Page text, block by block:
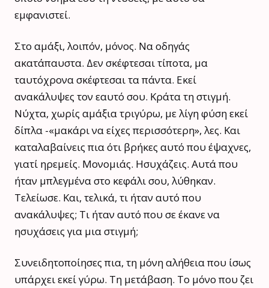
εμφανιστεί.
Στο αμάξι, λοιπόν, μόνος. Να οδηγάς
ακατάπαυστα. Δεν σκέφτεσαι τίποτα, μα
ταυτόχρονα σκέφτεσαι τα πάντα. Εκεί
ανακάλυψες τον εαυτό σου. Κράτα τη στιγμή.
Νύχτα, χωρίς αμάξια τριγύρω, με λίγη φύση εκεί
δίπλα -«μακάρι να είχες περισσότερη», λες. Και
καταλαβαίνεις πια ότι βρήκες αυτό που έψαχνες,
γιατί ηρεμείς. Μονομιάς. Ησυχάζεις. Αυτά που
ήταν μπλεγμένα στο κεφάλι σου, λύθηκαν.
Τελείωσε. Και, τελικά, τι ήταν αυτό που
ανακάλυψες; Τι ήταν αυτό που σε έκανε να
ησυχάσεις για μια στιγμή;
Συνειδητοποίησες πια, τη μόνη αλήθεια που ίσως
υπάρχει εκεί γύρω. Τη μετάβαση. Το μόνο που ζει